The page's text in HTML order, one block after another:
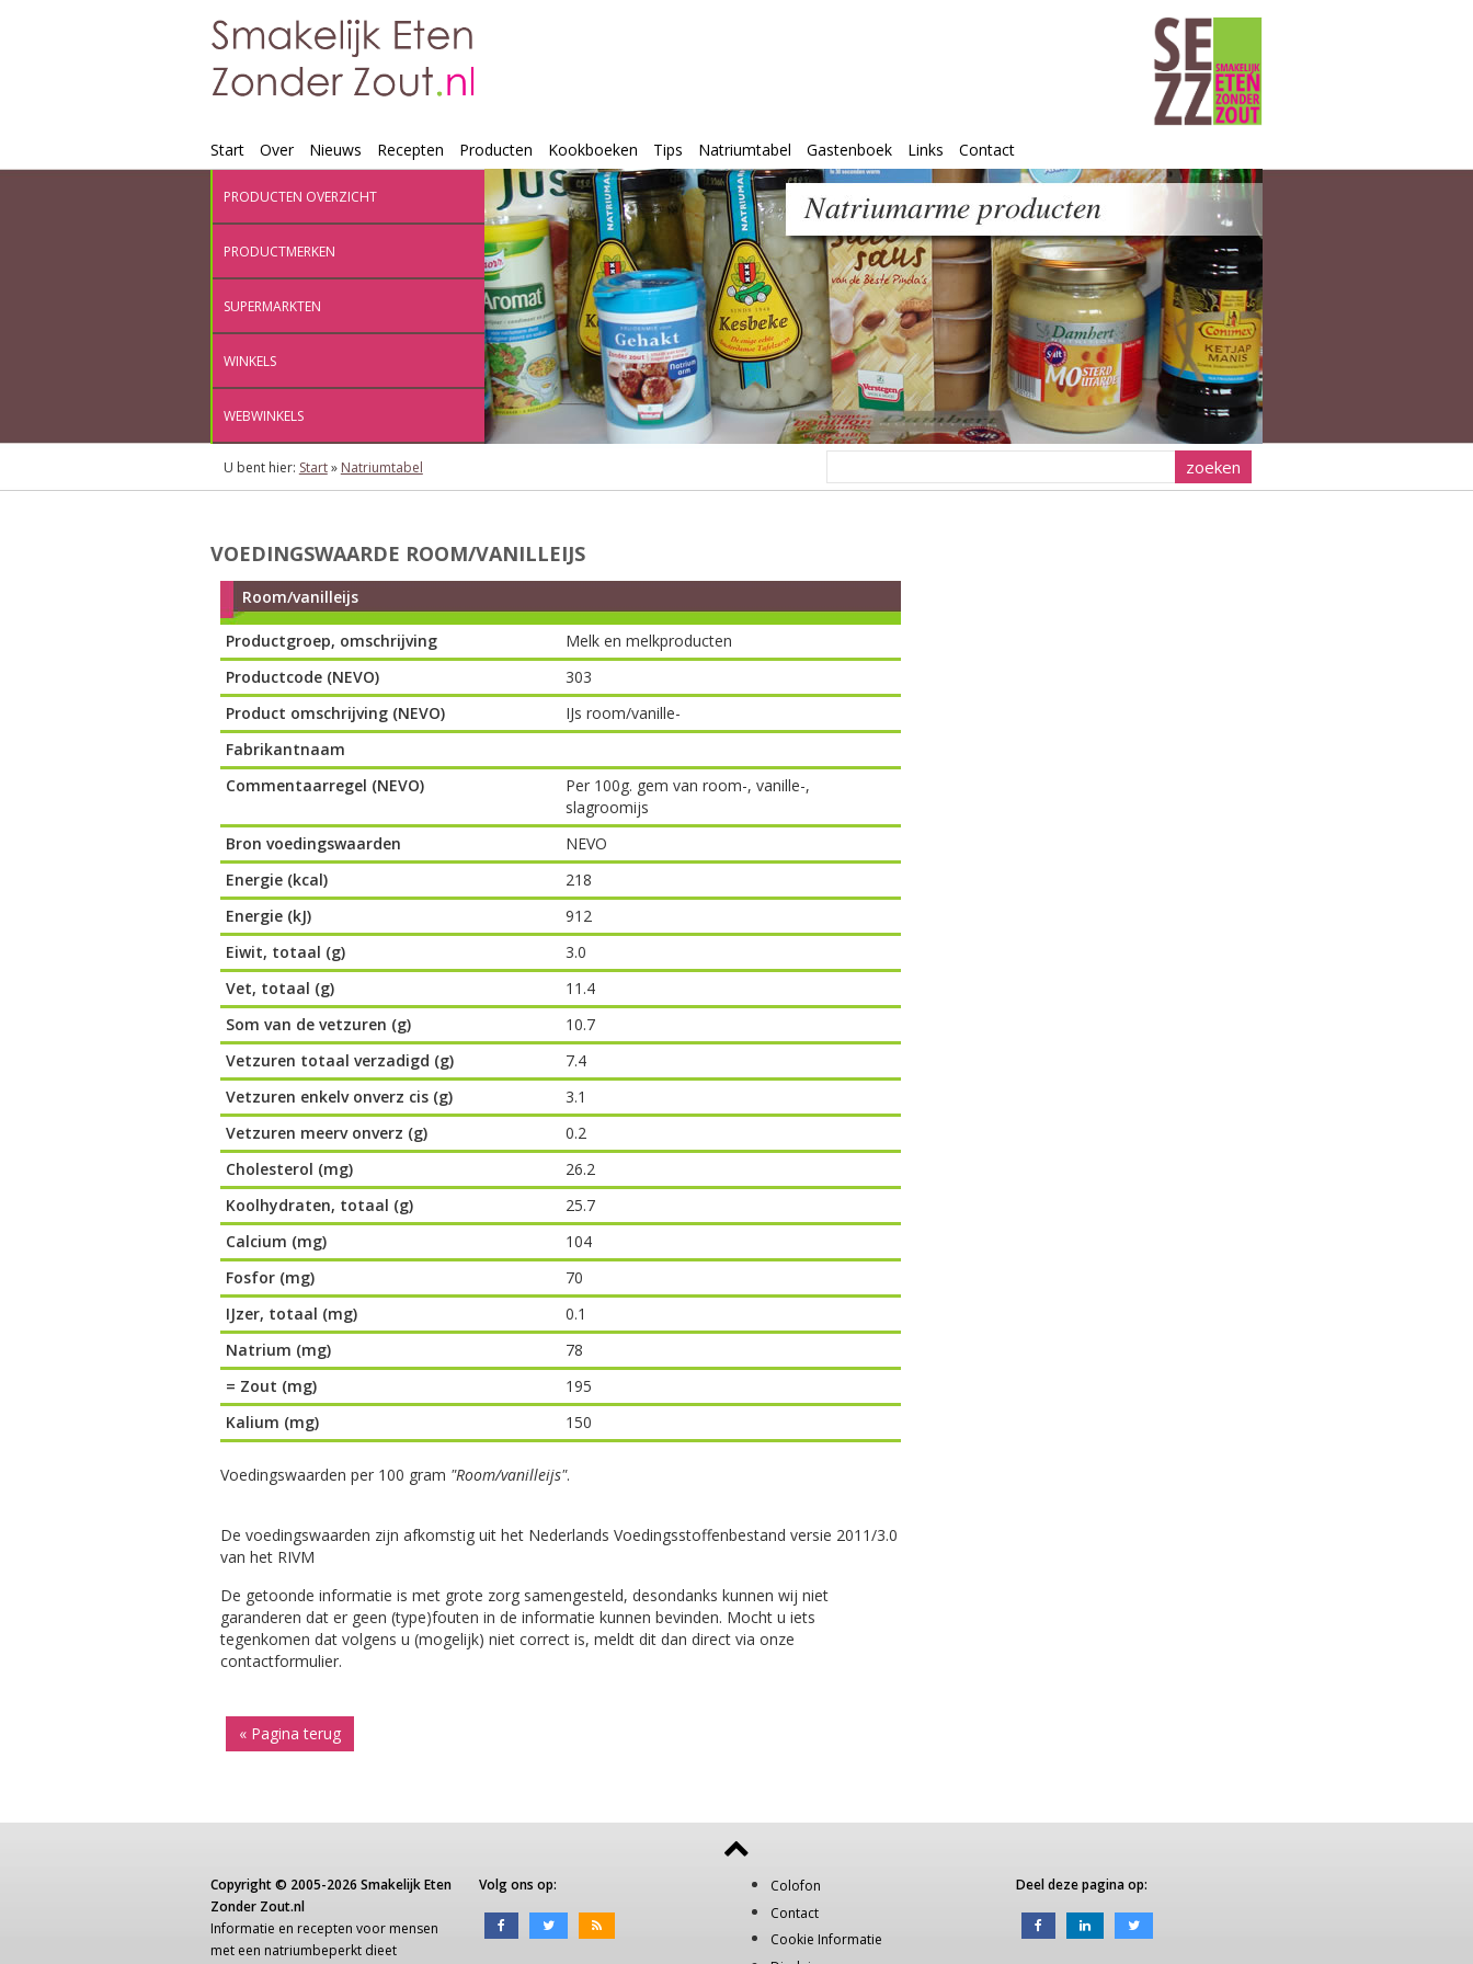
Start Over Nieuws Recepten Producten Kookboeken Tips Natriumtabel Gastenboek Links Contact
PRODUCTEN OVERZICHT
PRODUCTMERKEN
SUPERMARKTEN
WINKELS
WEBWINKELS
U bent hier: Start» Natriumtabel
VOEDINGSWAARDE ROOM/VANILLEIJS
Room/vanilleijs
Productgroep, omschrijving
Melk en melkproducten
Productcode (NEVO)
303
Product omschrijving (NEVO)
IJs room/vanille-
Fabrikantnaam
Commentaarregel (NEVO)
Per 100g. gem van room-, vanille-,
slagroomijs
Bron voedingswaarden
NEVO
Energie (kcal)
218
Energie (kJ)
912
Eiwit, totaal (g)
3.0
Vet, totaal (g)
11.4
Som van de vetzuren (g)
10.7
Vetzuren totaal verzadigd (g)
7.4
Vetzuren enkelv onverz cis (g)
3.1
Vetzuren meerv onverz (g)
0.2
Cholesterol (mg)
26.2
Koolhydraten, totaal (g)
25.7
Calcium (mg)
104
Fosfor (mg)
70
IJzer, totaal (mg)
0.1
Natrium (mg)
78
= Zout (mg)
195
Kalium (mg)
150
Voedingswaarden per 100 gram "Room/vanilleijs".
De voedingswaarden zijn afkomstig uit het Nederlands Voedingsstoffenbestand versie 2011/3.0
van het RIVM
De getoonde informatie is met grote zorg samengesteld, desondanks kunnen wij niet
garanderen dat er geen (type)fouten in de informatie kunnen bevinden. Mocht u iets
tegenkomen dat volgens u (mogelijk) niet correct is, meldt dit dan direct via onze
contactformulier.
« Pagina terug
Copyright © 2005-2026 Smakelijk Eten
Zonder Zout.nl
Informatie en recepten voor mensen
met een natriumbeperkt dieet
Volg ons op:
Colofon
Contact
Cookie Informatie
Deel deze pagina op: